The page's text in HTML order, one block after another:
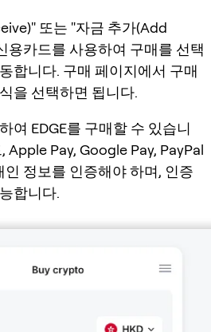
또는 "자금 추가(Add
용카드를 사용하여 구매를 선택
합니다. 구매 페이지에서 구매
을 선택하면 됩니다.
여 EDGE를 구매할 수 있습니
Apple Pay, Google Pay, PayPal
인 정보를 인증해야 하며, 인증
합니다.